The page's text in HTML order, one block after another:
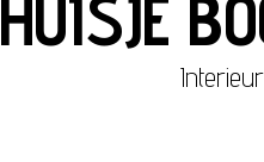
HUISJE